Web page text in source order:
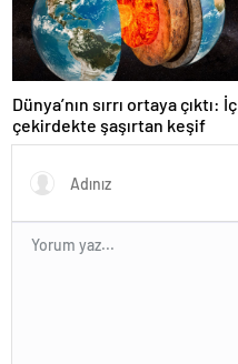
Dünya’nın sırrı ortaya çıktı: İç
çekirdekte şaşırtan keşif